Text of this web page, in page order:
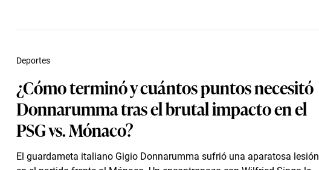
¿Cómo terminó y cuántos puntos necesitó
Donnarumma tras el brutal impacto en el
PSG vs. Mónaco?
El guardameta italiano Gigio Donnarumma sufrió una aparatosa lesión
Deportes